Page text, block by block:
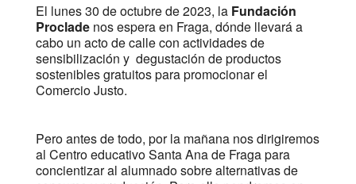
El lunes 30 de octubre de 2023, la Fundación
Procladenos espera en Fraga, dónde llevará a
cabo un acto de calle con actividades de
sensibilización y degustación de productos
sostenibles gratuitos para promocionar el
Comercio Justo.
Pero antes de todo, por la mañana nos dirigiremos
al Centro educativo Santa Ana de Fraga para
concientizar al alumnado sobre alternativas de